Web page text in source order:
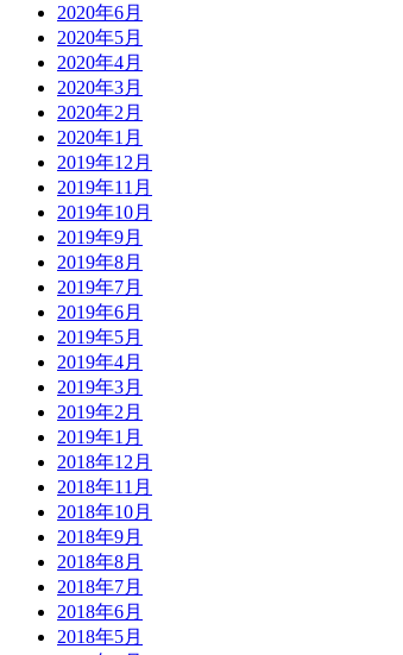
2020年6月
2020年5月
2020年4月
2020年3月
2020年2月
2020年1月
2019年12月
2019年11月
2019年10月
2019年9月
2019年8月
2019年7月
2019年6月
2019年5月
2019年4月
2019年3月
2019年2月
2019年1月
2018年12月
2018年11月
2018年10月
2018年9月
2018年8月
2018年7月
2018年6月
2018年5月